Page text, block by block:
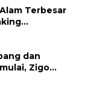
Terbesar
dan
Zigo